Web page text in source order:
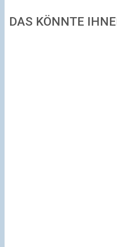
DAS KÖNNTE